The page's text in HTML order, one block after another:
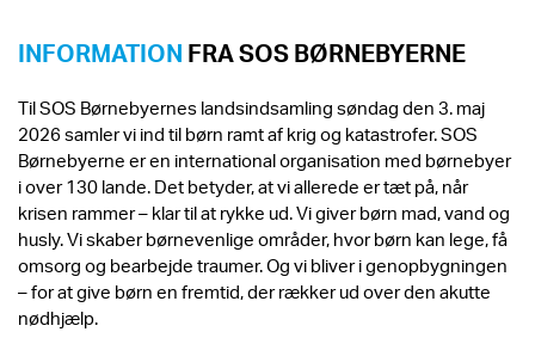
INFORMATION FRA SOS BØRNEBYERNE
Til SOS Børnebyernes landsindsamling søndag den 3. maj
2026 samler vi ind til børn ramt af krig og katastrofer. SOS
Børnebyerne er en international organisation med børnebyer
i over 130 lande. Det betyder, at vi allerede er tæt på, når
krisen rammer – klar til at rykke ud. Vi giver børn mad, vand og
husly. Vi skaber børnevenlige områder, hvor børn kan lege, få
omsorg og bearbejde traumer. Og vi bliver i genopbygningen
– for at give børn en fremtid, der rækker ud over den akutte
nødhjælp.